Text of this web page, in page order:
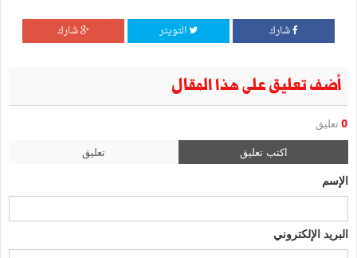
شارك التويتر شارك
أضف تعليق على هذا المقال
0 تعليق
اكتب تعليق تعليق
الإسم
البريد الإلكتروني